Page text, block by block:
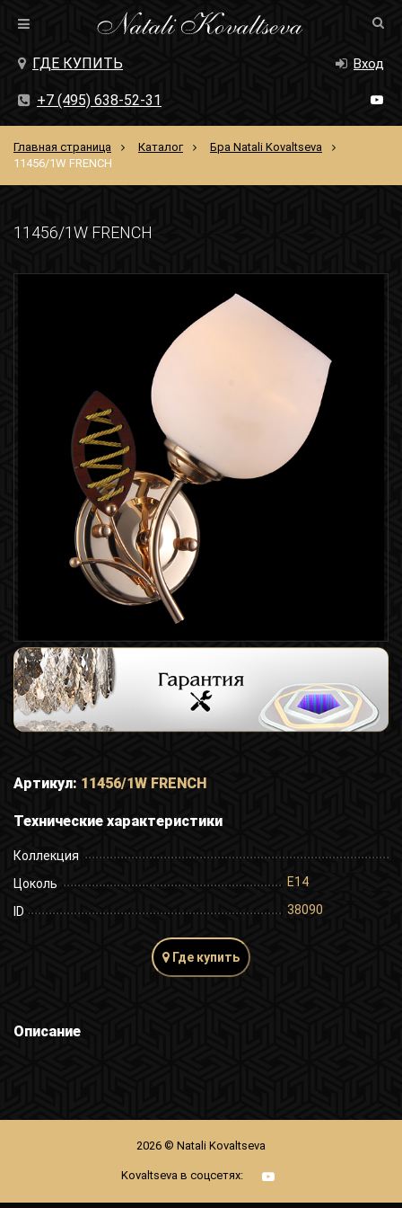
+7 (495) 638-52-31
ГДЕ КУПИТЬ Вход
Главная страница Каталог
Бра Natali Kovaltseva
11456/1W FRENCH
11456/1W FRENCH
Артикул: 11456/1W FRENCH
Технические характеристики
Коллекция
Цоколь
E14
ID 38090
Где купить
Описание
2026 © Natali Kovaltseva
Kovaltseva в соцсетях: